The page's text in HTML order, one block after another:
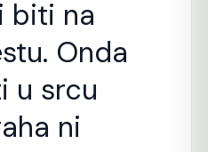
biti na
Onda
u srcu
ni